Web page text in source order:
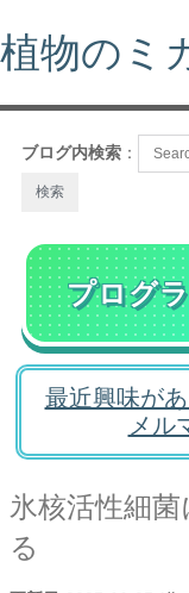
植物のミ
ブログ内検索 ：
プログ
最近興味が
メル
氷核活性細
る